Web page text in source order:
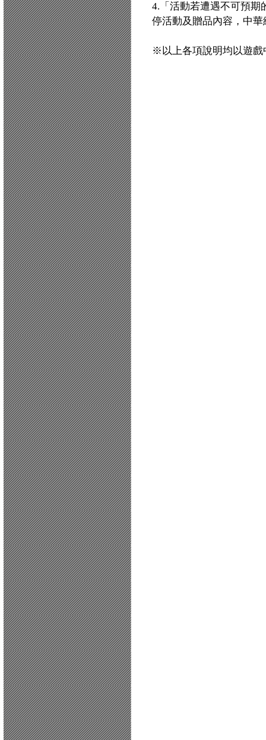
4.「活動若遭遇不可預期
停活動及贈品內容，中
※以上各項說明均以遊戲